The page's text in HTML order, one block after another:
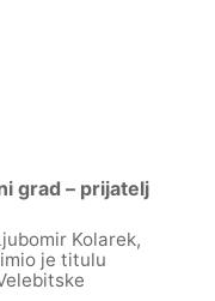
grad – prijatelj
Kolarek,
je titulu